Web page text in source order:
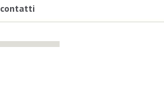
contatti